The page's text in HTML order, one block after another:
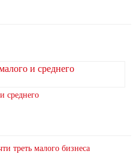
среднего
треть малого бизнеса